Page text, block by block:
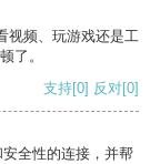
视频、玩游戏还是工
了。
支持[0] 反对[0]
全性的连接，并帮